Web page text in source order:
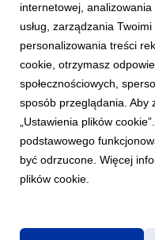
Polityka
internetowej,
usług, zarządzania
personalizowania treści
cookie, otrzymasz
społecznościowych,
sposób przeglądania. Aby
„Ustawienia plików
podstawowego
być odrzucone. Więcej
plików cookie.